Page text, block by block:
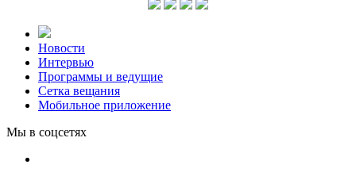
Новости
Интервью
Программы и ведущие
Сетка вещания
Мобильное приложение
Мы в соцсетях